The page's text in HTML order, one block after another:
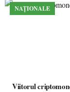
NAȚIONALE
Viitorul